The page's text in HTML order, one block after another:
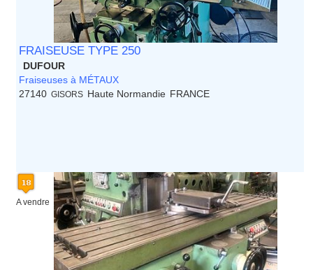
FRAISEUSE TYPE 250
DUFOUR
Fraiseuses à MÉTAUX
27140 GISORS Haute Normandie FRANCE
A vendre